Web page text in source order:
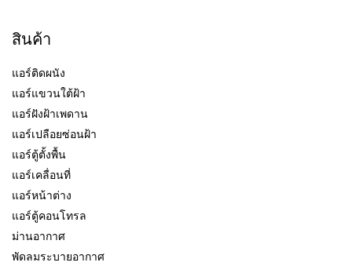
สินค้า
แอร์ติดผนัง
แอร์แขวนใต้ฝ้า
แอร์ฝังฝ้าเพดาน
แอร์เปลือยซ่อนฝ้า
แอร์ตู้ตั้งพื้น
แอร์เคลื่อนที่
แอร์หน้าต่าง
แอร์ตู้คอนโทรล
ม่านอากาศ
พัดลมระบายอากาศ